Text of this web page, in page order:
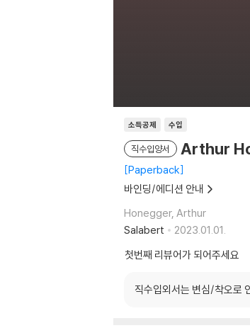
소득공제 수입
직수입양서 Arthur
Paperback
바인딩/에디션 안내
Honegger, Arthur
Salabert
2023.01.01.
첫번째 리뷰어가 되어주세요
직수입외서는 변심/착오로